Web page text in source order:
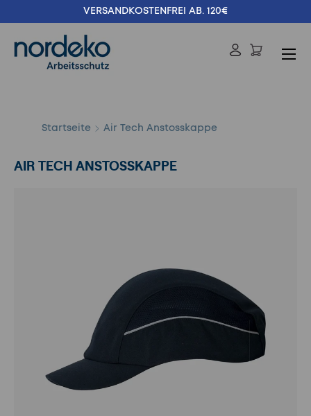
Direkt zum Inhalt
VERSANDKOSTENFREI AB. 120€
Einloggen
Startseite Air Tech Anstosskappe
AIR TECH ANSTOSSKAPPE